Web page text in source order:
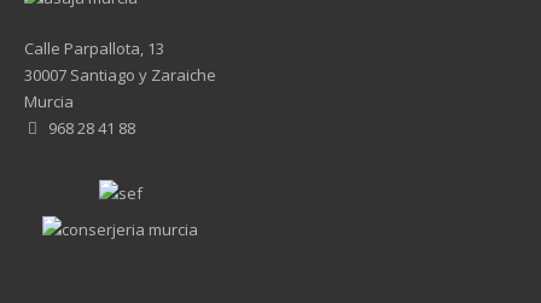
Calle Parpallota, 13
30007 Santiago y Zaraiche
Murcia
968 28 41 88